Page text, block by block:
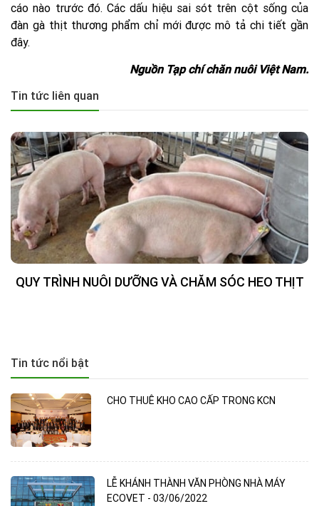
Tin tức nổi bật
CHO THUÊ KHO CAO CẤP TRONG KCN
LỄ KHÁNH THÀNH VĂN PHÒNG NHÀ MÁY
ECOVET - 03/06/2022
cáo nào trước đó. Các dấu hiệu sai sót trên cột sống của
đàn gà thịt thương phẩm chỉ mới được mô tả chi tiết gần
đây.
Nguồn Tạp chí chăn nuôi Việt Nam.
Tin tức liên quan
QUY TRÌNH NUÔI DƯỠNG VÀ CHĂM SÓC HEO THỊT